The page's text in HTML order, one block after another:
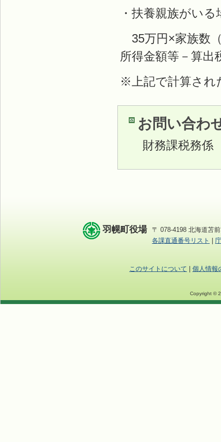
・扶養親族がいる
35万円×家族数
所得金額等－算出
※上記で計算され
お問い合わ
財務課税務係
羽幌町役場
〒 078-4198 北海道苫
各課直通番号リスト
このサイトについて 個人情報
Copyright ©